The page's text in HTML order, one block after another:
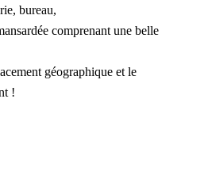
bureau,
comprenant une belle
géographique et le
!